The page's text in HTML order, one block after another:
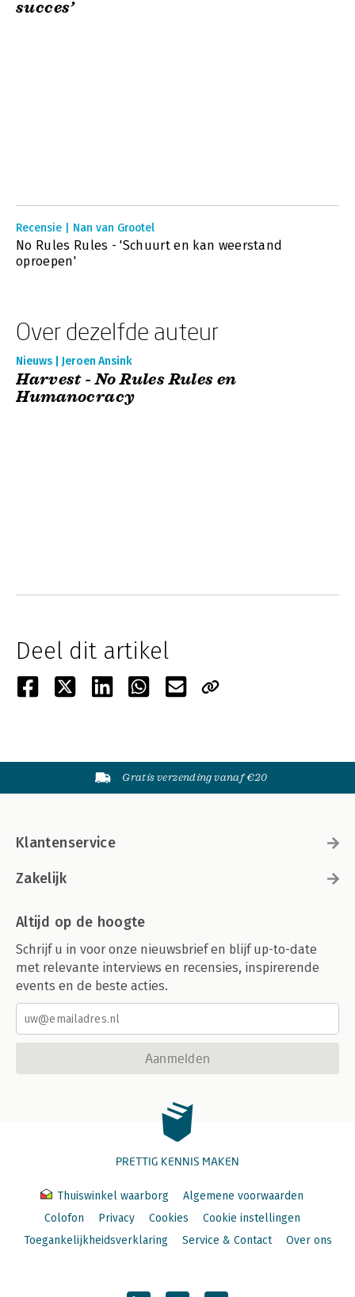
succes’
Recensie | Nan van Grootel
No Rules Rules - 'Schuurt en kan weerstand
oproepen'
Over dezelfde auteur
Nieuws | Jeroen Ansink
Harvest - No Rules Rules en
Humanocracy
Deel dit artikel
Gratis verzending vanaf €20
Klantenservice
Zakelijk
Altijd op de hoogte
Schrijf u in voor onze nieuwsbrief en blijf up-to-date
met relevante interviews en recensies, inspirerende
events en de beste acties.
Aanmelden
PRETTIG KENNIS MAKEN
Thuiswinkel waarborg
Algemene voorwaarden
Colofon
Privacy Cookies
Cookie instellingen
Toegankelijkheidsverklaring
Service & Contact Over ons